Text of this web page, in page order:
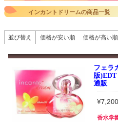
インカントドリームの商品一覧
並び替え 価格が安い順 価格が高い順
フェラ
版
通販
¥
香水学